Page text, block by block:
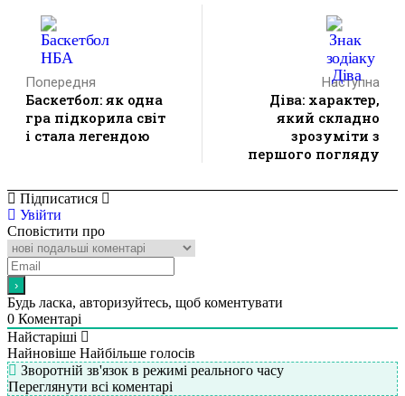
Попередня
Баскетбол: як одна
гра підкорила світ
і стала легендою
Наступна
Діва: характер,
який складно
зрозуміти з
першого погляду
Підписатися
Увійти
Сповістити про
Будь ласка, авторизуйтесь, щоб коментувати
0 Коментарі
Найстаріші
Найновіше Найбільше голосів
Зворотній зв'язок в режимі реального часу
Переглянути всі коментарі